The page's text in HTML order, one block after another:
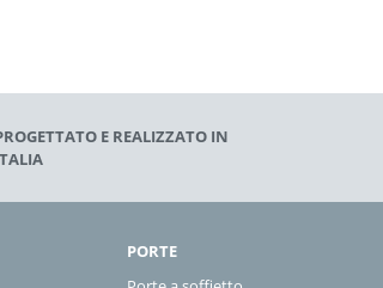
E REALIZZATO IN
PORTE